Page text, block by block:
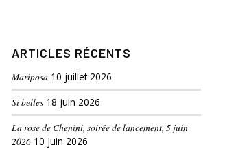
ARTICLES RÉCENTS
Mariposa 10 juillet 2026
Si belles 18 juin 2026
La rose de Chenini, soirée de lancement, 5 juin
2026 10 juin 2026